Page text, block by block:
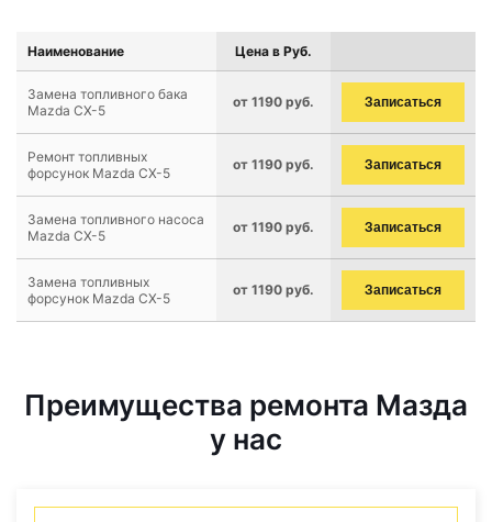
Наименование Цена в Руб.
Замена топливного бака
Mazda CX-5
от 1190 руб. Записаться
Ремонт топливных
форсунок Mazda CX-5
от 1190 руб. Записаться
Замена топливного насоса
Mazda CX-5
от 1190 руб. Записаться
Замена топливных
форсунок Mazda CX-5
от 1190 руб. Записаться
Преимущества ремонта Мазда
у нас